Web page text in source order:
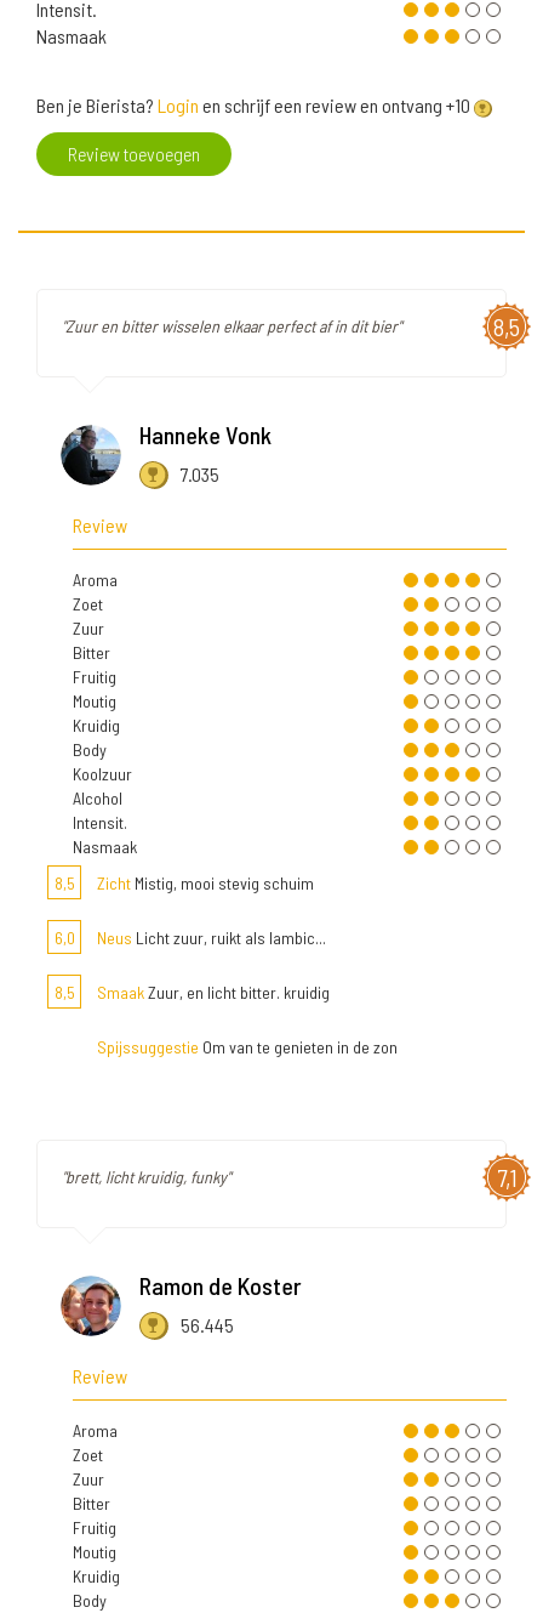
Intensit.
Nasmaak
Ben je Bierista? Login en schrijf een review en ontvang +10
Review toevoegen
8,5
"Zuur en bitter wisselen elkaar perfect af in dit bier"
Hanneke Vonk
7.035
Review
Aroma
Zoet
Zuur
Bitter
Fruitig
Moutig
Kruidig
Body
Koolzuur
Alcohol
Intensit.
Nasmaak
8,5
Zicht Mistig, mooi stevig schuim
6,0 Neus Licht zuur, ruikt als lambic...
8,5 SmaakZuur, en licht bitter. kruidig
Spijssuggestie Om van te genieten in de zon
7,1
"brett, licht kruidig, funky"
Ramon de Koster
56.445
Review
Aroma
Zoet
Zuur
Bitter
Fruitig
Moutig
Kruidig
Body